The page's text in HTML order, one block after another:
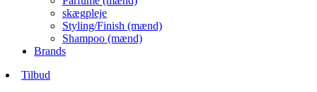
skægpleje
Styling/Finish (mænd)
Shampoo (mænd)
Brands
Tilbud